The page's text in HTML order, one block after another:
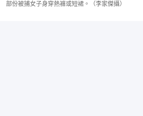
部份被捕女子身穿熱褲或短裙。（李家傑攝）